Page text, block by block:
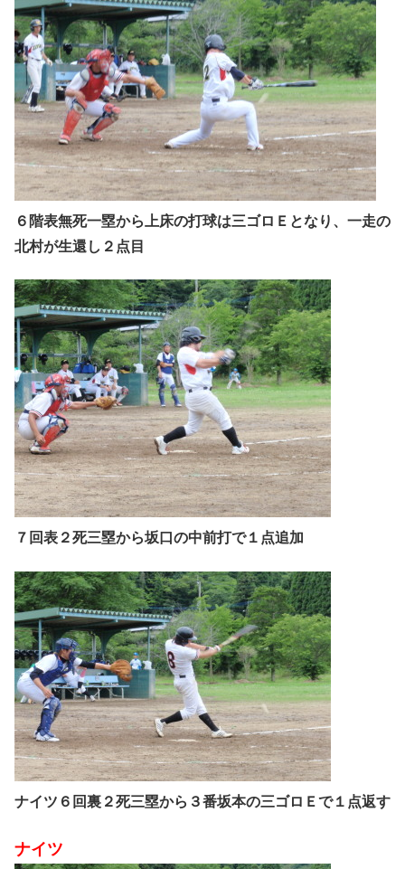
６階表無死一塁から上床の打球は三ゴロＥとなり、一走の
北村が生還し２点目
７回表２死三塁から坂口の中前打で１点追加
ナイツ６回裏２死三塁から３番坂本の三ゴロＥで１点返す
ナイツ